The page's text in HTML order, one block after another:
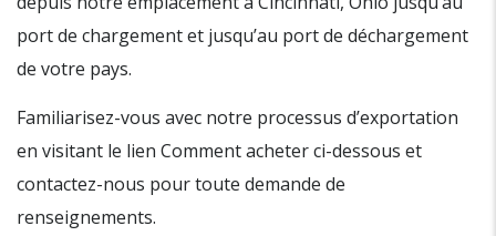
port de chargement et jusqu’au port de déchargement
de votre pays.
Familiarisez-vous avec notre processus d’exportation
en visitant le lien Comment acheter ci-dessous et
contactez-nous pour toute demande de
renseignements.